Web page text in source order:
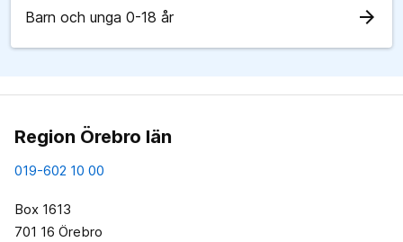
Barn och unga 0-18 år arrow_forward
Region Örebro län
019-602 10 00
Box 1613
701 16 Örebro